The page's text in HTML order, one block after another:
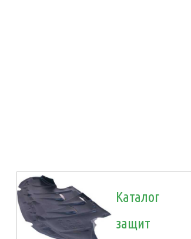
Каталог
защит